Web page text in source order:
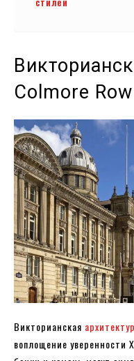
Colmore Row
Викторианская
воплощение уверенности